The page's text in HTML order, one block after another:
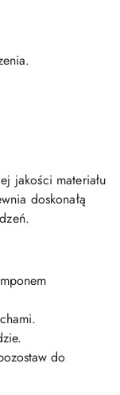
jakości materiału
doskonałą
do